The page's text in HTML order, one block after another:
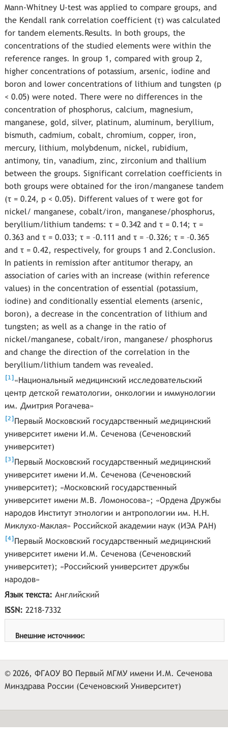
Mann-Whitney U-test was applied to compare groups, and
the Kendall rank correlation coefficient (τ) was calculated
for tandem elements.Results. In both groups, the
concentrations of the studied elements were within the
reference ranges. In group 1, compared with group 2,
higher concentrations of potassium, arsenic, iodine and
boron and lower concentrations of lithium and tungsten (p
< 0.05) were noted. There were no differences in the
concentration of phosphorus, calcium, magnesium,
manganese, gold, silver, platinum, aluminum, beryllium,
bismuth, cadmium, cobalt, chromium, copper, iron,
mercury, lithium, molybdenum, nickel, rubidium,
antimony, tin, vanadium, zinc, zirconium and thallium
between the groups. Significant correlation coefficients in
both groups were obtained for the iron/manganese tandem
(τ = 0.24, p < 0.05). Different values of τ were got for
nickel/ manganese, cobalt/iron, manganese/phosphorus,
beryllium/lithium tandems: τ = 0.342 and τ = 0.14; τ =
0.363 and τ = 0.033; τ = –0.111 and τ = –0.326; τ = –0.365
and τ = 0.42, respectively, for groups 1 and 2.Conclusion.
In patients in remission after antitumor therapy, an
association of caries with an increase (within reference
values) in the concentration of essential (potassium,
iodine) and conditionally essential elements (arsenic,
boron), a decrease in the concentration of lithium and
tungsten; as well as a change in the ratio of
nickel/manganese, cobalt/iron, manganese/ phosphorus
and change the direction of the correlation in the
beryllium/lithium tandem was revealed.
[1]«Национальный медицинский исследовательский
центр детской гематологии, онкологии и иммунологии
им. Дмитрия Рогачева»
[2]Первый Московский государственный медицинский
университет имени И.М. Сеченова (Сеченовский
университет)
[3]Первый Московский государственный медицинский
университет имени И.М. Сеченова (Сеченовский
университет); «Московский государственный
университет имени М.В. Ломоносова»; «Ордена Дружбы
народов Институт этнологии и антропологии им. Н.Н.
Миклухо-Маклая» Российской академии наук (ИЭА РАН)
[4]Первый Московский государственный медицинский
университет имени И.М. Сеченова (Сеченовский
университет); «Российский университет дружбы
народов»
Язык текста: Английский
ISSN: 2218-7332
Внешние источники:
© 2026, ФГАОУ ВО Первый МГМУ имени И.М. Сеченова
Минздрава России (Сеченовский Университет)